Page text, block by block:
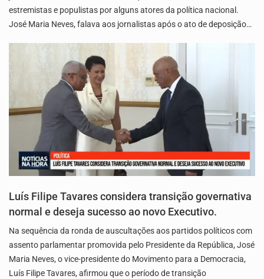
estremistas e populistas por alguns atores da política nacional.
José Maria Neves, falava aos jornalistas após o ato de deposição…
Luís Filipe Tavares considera transição governativa
normal e deseja sucesso ao novo Executivo.
Na sequência da ronda de auscultações aos partidos políticos com
assento parlamentar promovida pelo Presidente da República, José
Maria Neves, o vice-presidente do Movimento para a Democracia,
Luís Filipe Tavares, afirmou que o período de transição